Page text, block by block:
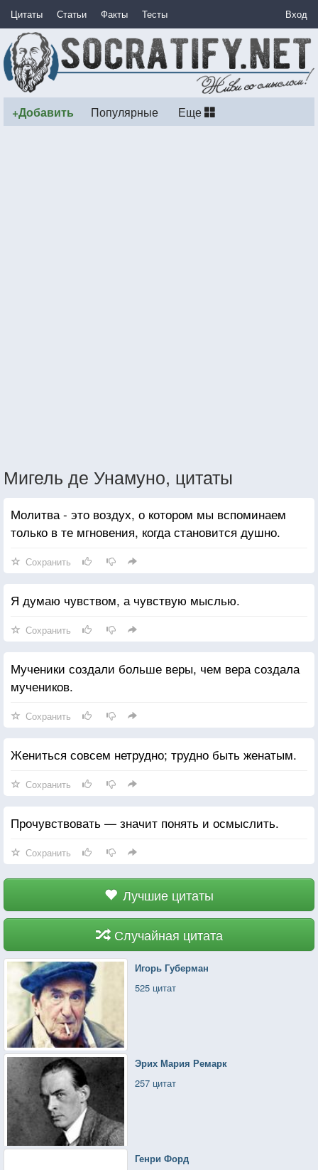
Цитаты Статьи Факты Тесты Вход
+Добавить Популярные Еще
Мигель де Унамуно, цитаты
Молитва - это воздух, о котором мы вспоминаем
только в те мгновения, когда становится душно.
Сохранить
Я думаю чувством, а чувствую мыслью.
Сохранить
Мученики создали больше веры, чем вера создала
мучеников.
Сохранить
Жениться совсем нетрудно; трудно быть женатым.
Сохранить
Прочувствовать — значит понять и осмыслить.
Сохранить
Лучшие цитаты
Случайная цитата
Игорь Губерман
525 цитат
Эрих Мария Ремарк
257 цитат
Генри Форд